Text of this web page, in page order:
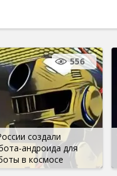
создали
андроида для
в космосе
556